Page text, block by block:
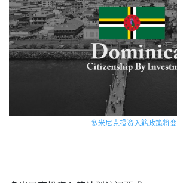
多米尼克投资入籍政策将变